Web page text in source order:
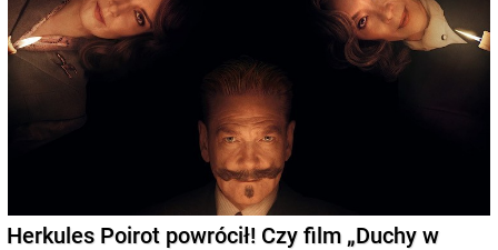
Herkules Poirot powrócił! Czy film „Duchy w